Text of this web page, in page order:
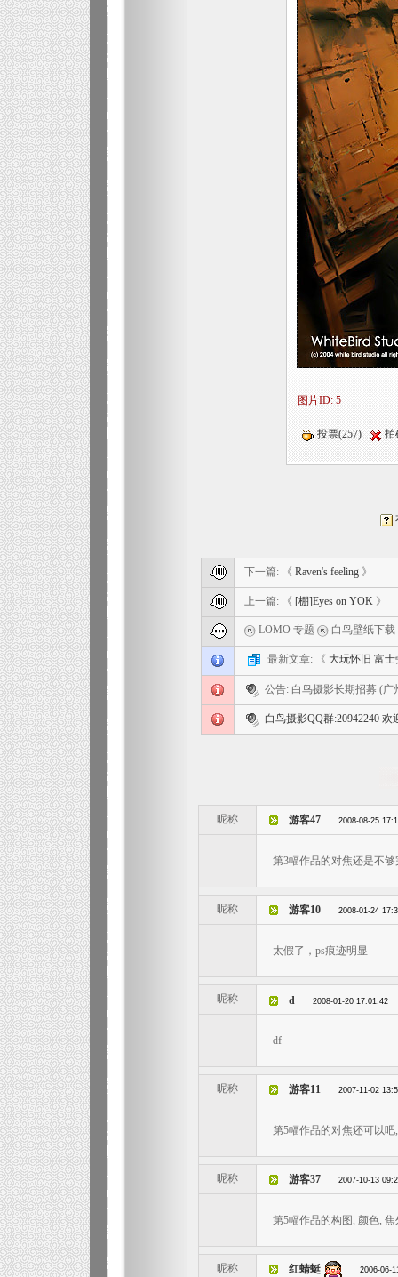
图片ID: 5
投票(257) 拍
下一篇: 《 Raven's feeling 》
上一篇: 《 [棚]Eyes on YOK 》
LOMO 专题 白鸟壁纸下载
最新文章: 《 大玩怀旧 富
公告: 白鸟摄影长期招募 (
白鸟摄影QQ群:20942240
昵称 游客47 2008-08-25
第3幅作品的对焦还是不
昵称 游客10 2008-01-24
太假了，ps痕迹明显
昵称 d 2008-01-20 17:01:42
df
昵称 游客11 2007-11-02
第5幅作品的对焦还可以吧
昵称 游客37 2007-10-13
第5幅作品的构图, 颜色,
昵称 红蜻蜓 2006-06-